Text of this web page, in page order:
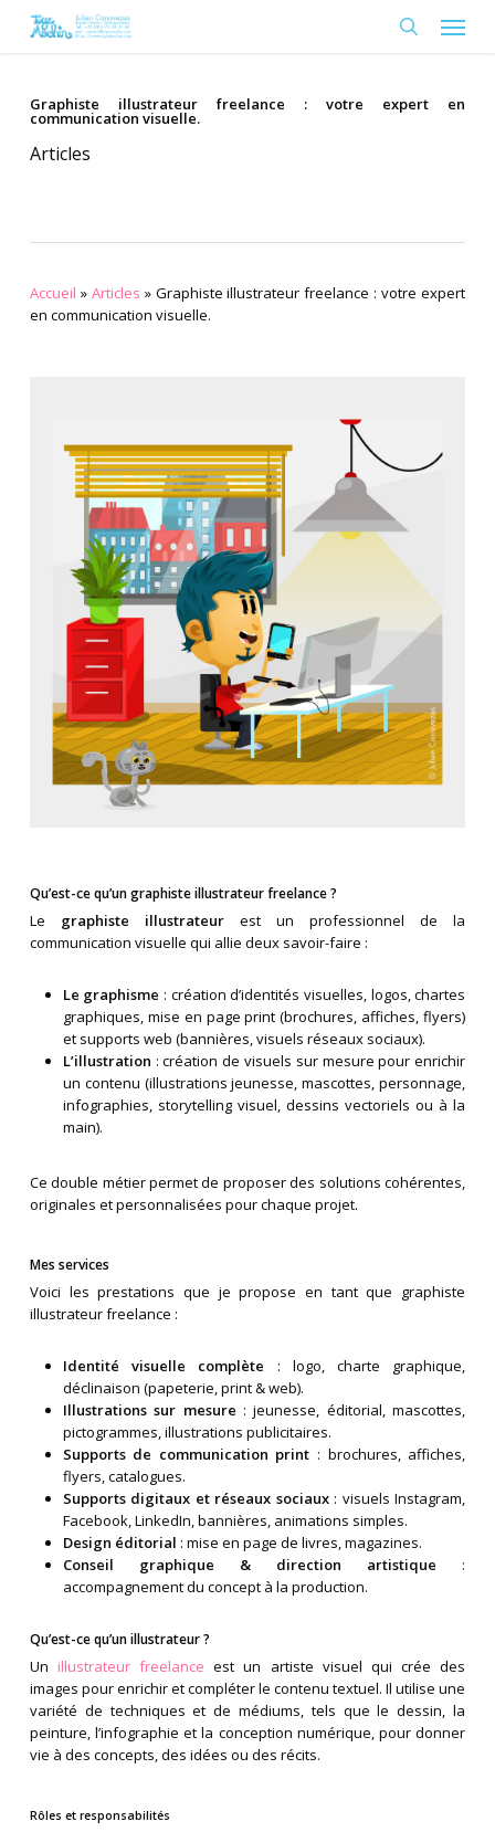
Menu
Graphiste illustrateur freelance : votre expert en
communication visuelle.
Articles
Accueil » Articles » Graphiste illustrateur freelance : votre expert
en communication visuelle.
Qu’est-ce qu’un graphiste illustrateur freelance ?
Le graphiste illustrateurest un professionnel de la
communication visuelle qui allie deux savoir-faire :
Le graphisme : création d’identités visuelles, logos, chartes
graphiques, mise en page print (brochures, affiches, flyers)
et supports web (bannières, visuels réseaux sociaux).
L’illustration : création de visuels sur mesure pour enrichir
un contenu (illustrations jeunesse, mascottes, personnage,
infographies, storytelling visuel, dessins vectoriels ou à la
main).
Ce double métier permet de proposer des solutions cohérentes,
originales et personnalisées pour chaque projet.
Mes services
Voici les prestations que je propose en tant que graphiste
illustrateur freelance :
Identité visuelle complète : logo, charte graphique,
déclinaison (papeterie, print & web).
Illustrations sur mesure : jeunesse, éditorial, mascottes,
pictogrammes, illustrations publicitaires.
Supports de communication print : brochures, affiches,
flyers, catalogues.
Supports digitaux et réseaux sociaux: visuels Instagram,
Facebook, LinkedIn, bannières, animations simples.
Design éditorial : mise en page de livres, magazines.
Conseil graphique & direction artistique :
accompagnement du concept à la production.
Qu’est-ce qu’un illustrateur ?
Un illustrateur freelance est un artiste visuel qui crée des
images pour enrichir et compléter le contenu textuel. Il utilise une
variété de techniques et de médiums, tels que le dessin, la
peinture, l’infographie et la conception numérique, pour donner
vie à des concepts, des idées ou des récits.
Rôles et responsabilités